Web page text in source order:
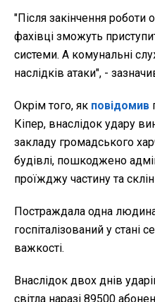
"Після закінчення
фахівці зможуть
системи. А комунальні
наслідків атаки", -
Окрім того, як повідомив
Кіпер, внаслідок удару
закладу громадського
будівлі, пошкоджено
проїжджу частину та
Постраждала одна
госпіталізований у стані
важкості.
Внаслідок двох днів
світла наразі 89500